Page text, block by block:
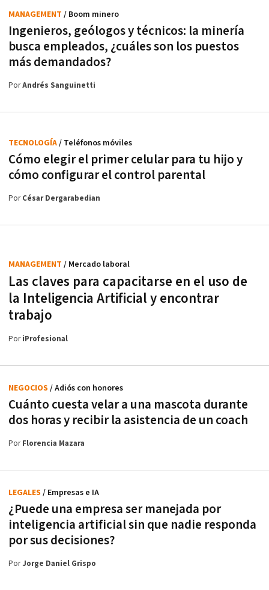
Ingenieros, geólogos y técnicos: la minería
busca empleados, ¿cuáles son los puestos
más demandados?
MANAGEMENT / Boom minero
PorAndrés Sanguinetti
Cómo elegir el primer celular para tu hijo y
cómo configurar el control parental
TECNOLOGÍA/ Teléfonos móviles
PorCésar Dergarabedian
Las claves para capacitarse en el uso de
la Inteligencia Artificial y encontrar
trabajo
MANAGEMENT / Mercado laboral
PoriProfesional
Cuánto cuesta velar a una mascota durante
dos horas y recibir la asistencia de un coach
NEGOCIOS / Adiós con honores
PorFlorencia Mazara
¿Puede una empresa ser manejada por
inteligencia artificial sin que nadie responda
por sus decisiones?
LEGALES / Empresas e IA
PorJorge Daniel Grispo